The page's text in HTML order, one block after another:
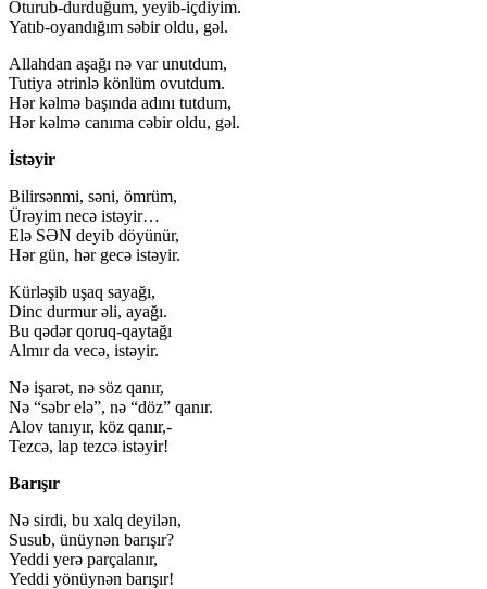
Oturub-durduğum, yeyib-içdiyim.
Yatıb-oyandığım səbir oldu, gəl.
Allahdan aşağı nə var unutdum,
Tutiya ətrinlə könlüm ovutdum.
Hər kəlmə başında adını tutdum,
Hər kəlmə canıma cəbir oldu, gəl.
İstəyir
Bilirsənmi, səni, ömrüm,
Ürəyim necə istəyir…
Elə SƏN deyib döyünür,
Hər gün, hər gecə istəyir.
Kürləşib uşaq sayağı,
Dinc durmur əli, ayağı.
Bu qədər qoruq-qaytağı
Almır da vecə, istəyir.
Nə işarət, nə söz qanır,
Nə “səbr elə”, nə “döz” qanır.
Alov tanıyır, köz qanır,-
Tezcə, lap tezcə istəyir!
Barışır
Nə sirdi, bu xalq deyilən,
Susub, ünüynən barışır?
Yeddi yerə parçalanır,
Yeddi yönüynən barışır!